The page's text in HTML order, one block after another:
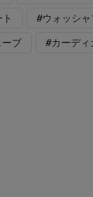
#ウォッシ
ブ #カーディ